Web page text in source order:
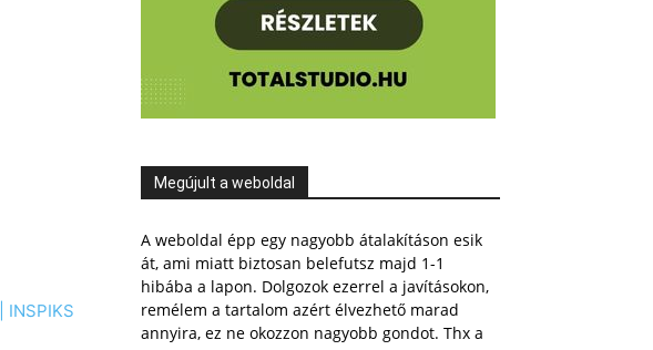
Megújult a weboldal
A weboldal épp egy nagyobb átalakításon esik
át, ami miatt biztosan belefutsz majd 1-1
hibába a lapon. Dolgozok ezerrel a javításokon,
remélem a tartalom azért élvezhető marad
annyira, ez ne okozzon nagyobb gondot. Thx a